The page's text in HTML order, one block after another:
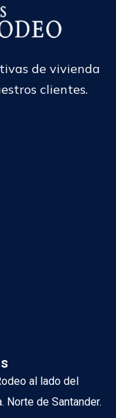
de vivienda
clientes.
al lado del
Norte de Santander.